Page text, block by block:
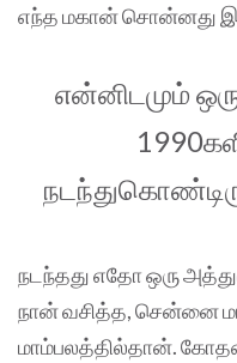
எந்த மகான் சொன்னது
என்னிடமும்
நடந்தது எதோ ஒரு
நான் வசித்த, சென்னை
மாம்பலத்தில்தான்.